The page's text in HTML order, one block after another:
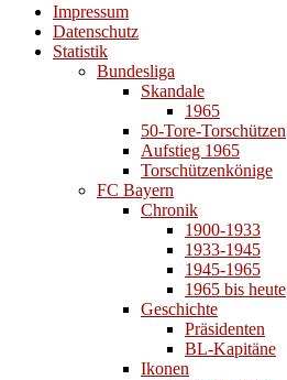
Impressum
Datenschutz
Statistik
Bundesliga
Skandale
1965
50-Tore-Torschützen
Aufstieg 1965
Torschützenkönige
FC Bayern
Chronik
1900-1933
1933-1945
1945-1965
1965 bis heute
Geschichte
Präsidenten
BL-Kapitäne
Ikonen